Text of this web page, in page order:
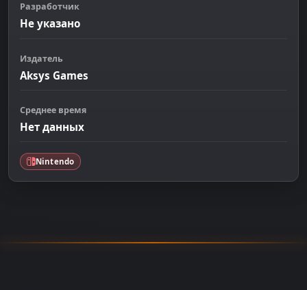
Разработчик
Не указано
Издатель
Aksys Games
Среднее время
Нет данных
Nintendo